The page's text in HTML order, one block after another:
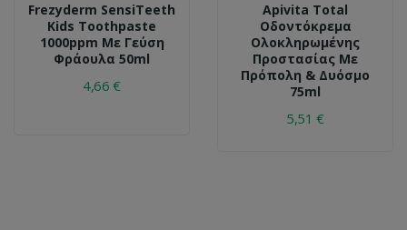
Frezyderm SensiTeeth
Kids Toothpaste
1000ppm Με Γεύση
Φράουλα 50ml
4,66 €
Apivita Total
Οδοντόκρεμα
Ολοκληρωμένης
Προστασίας Με
Πρόπολη & Δυόσμο
75ml
5,51 €